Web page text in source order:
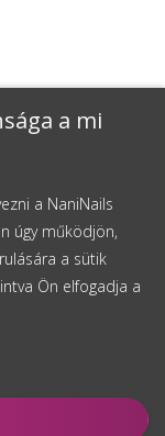
a mi
a NaniNails
úgy működjön,
a sütik
Ön elfogadja a